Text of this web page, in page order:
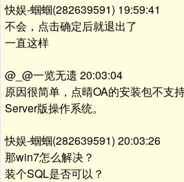
快娱-蝈蝈(282639591) 19:59:41
不会，点击确定后就退出了
一直这样
@_@一览无遗 20:03:04
原因很简单，点晴OA的安装包不支
Server版操作系统。
快娱-蝈蝈(282639591) 20:03:26
那win7怎么解决？
装个SQL是否可以？